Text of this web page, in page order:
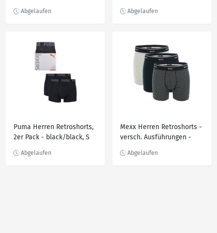
Puma Herren Retroshorts,
2er Pack - black/black, S
Mexx Herren Retroshorts -
versch. Ausführungen -
gepunktet, Gr. M